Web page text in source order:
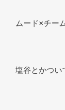
ムード×チー
塩谷とかつい